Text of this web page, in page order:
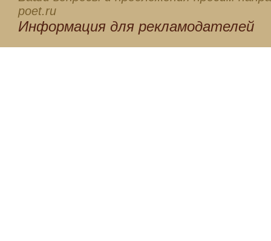
poet.ru
Информация для рекламодателей